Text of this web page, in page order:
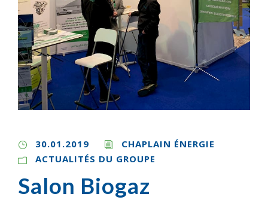
30.01.2019
CHAPLAIN ÉNERGIE
ACTUALITÉS DU GROUPE
Salon Biogaz